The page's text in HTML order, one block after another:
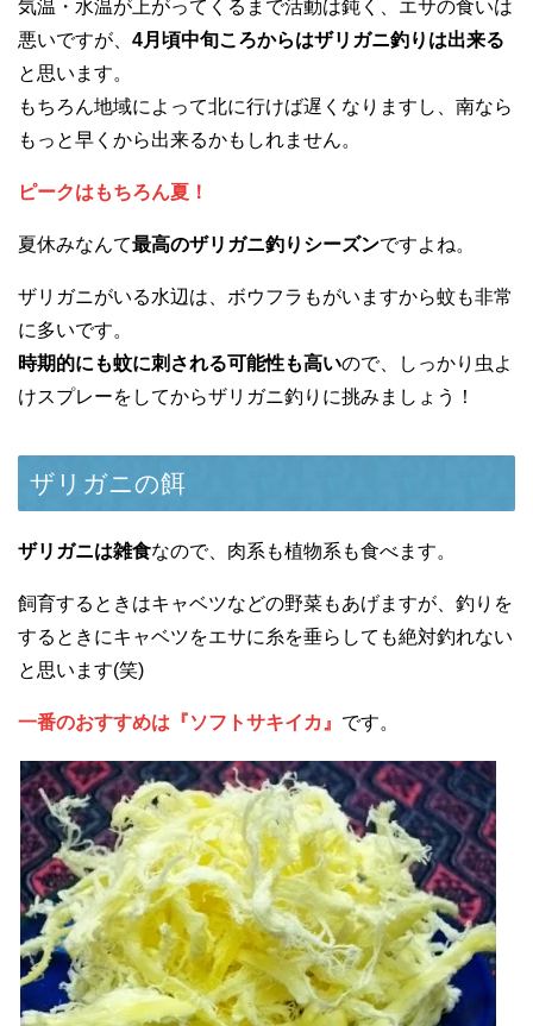
気温・水温が上がってくるまで活動は鈍く、エサの食いは
悪いですが、 4月頃中旬ころからはザリガニ釣りは出来る
と思います。
もちろん地域によって北に行けば遅くなりますし、南なら
もっと早くから出来るかもしれません。
ピークはもちろん夏！
夏休みなんて最高のザリガニ釣りシーズンですよね。
ザリガニがいる水辺は、ボウフラもがいますから蚊も非常
に多いです。
時期的にも蚊に刺される可能性も高いので、しっかり虫よ
けスプレーをしてからザリガニ釣りに挑みましょう！
ザリガニの餌
ザリガニは雑食なので、肉系も植物系も食べます。
飼育するときはキャベツなどの野菜もあげますが、釣りを
するときにキャベツをエサに糸を垂らしても絶対釣れない
と思います(笑)
一番のおすすめは『ソフトサキイカ』 です。